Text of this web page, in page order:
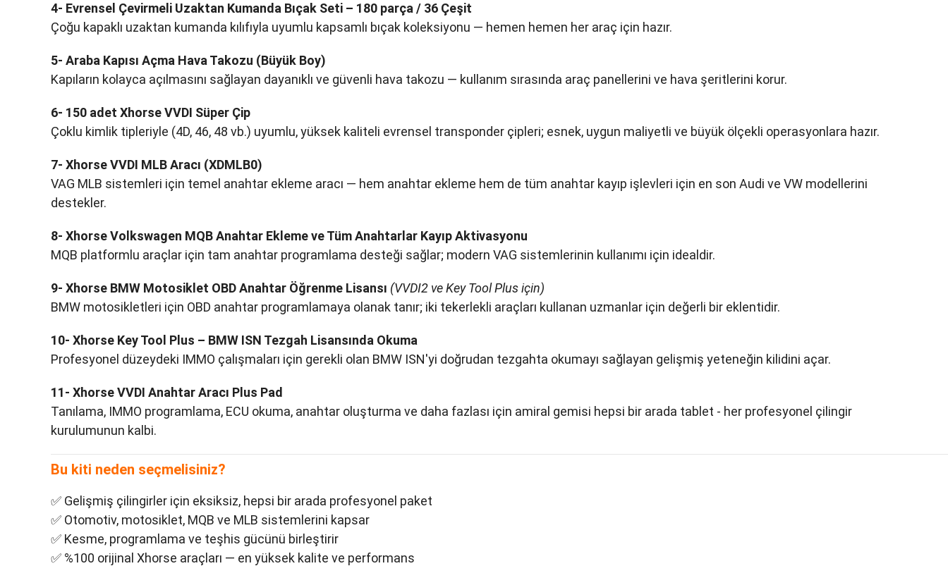
4- Evrensel Çevirmeli Uzaktan Kumanda Bıçak Seti – 180 parça / 36 Çeşit
Çoğu kapaklı uzaktan kumanda kılıfıyla uyumlu kapsamlı bıçak koleksiyonu — hemen hemen her araç için hazır.
5- Araba Kapısı Açma Hava Takozu (Büyük Boy)
Kapıların kolayca açılmasını sağlayan dayanıklı ve güvenli hava takozu — kullanım sırasında araç panellerini ve hava şeritlerini korur.
6- 150 adet Xhorse VVDI Süper Çip
Çoklu kimlik tipleriyle (4D, 46, 48 vb.) uyumlu, yüksek kaliteli evrensel transponder çipleri; esnek, uygun maliyetli ve büyük ölçekli operasyonlara hazır.
7- Xhorse VVDI MLB Aracı (XDMLB0)
VAG MLB sistemleri için temel anahtar ekleme aracı — hem anahtar ekleme hem de tüm anahtar kayıp işlevleri için en son Audi ve VW modellerini
destekler.
8- Xhorse Volkswagen MQB Anahtar Ekleme ve Tüm Anahtarlar Kayıp Aktivasyonu
MQB platformlu araçlar için tam anahtar programlama desteği sağlar; modern VAG sistemlerinin kullanımı için idealdir.
9- Xhorse BMW Motosiklet OBD Anahtar Öğrenme Lisansı (VVDI2 ve Key Tool Plus için)
BMW motosikletleri için OBD anahtar programlamaya olanak tanır; iki tekerlekli araçları kullanan uzmanlar için değerli bir eklentidir.
10- Xhorse Key Tool Plus – BMW ISN Tezgah Lisansında Okuma
Profesyonel düzeydeki IMMO çalışmaları için gerekli olan BMW ISN'yi doğrudan tezgahta okumayı sağlayan gelişmiş yeteneğin kilidini açar.
11- Xhorse VVDI Anahtar Aracı Plus Pad
Tanılama, IMMO programlama, ECU okuma, anahtar oluşturma ve daha fazlası için amiral gemisi hepsi bir arada tablet - her profesyonel çilingir
kurulumunun kalbi.
Bu kiti neden seçmelisiniz?
✅ Gelişmiş çilingirler için eksiksiz, hepsi bir arada profesyonel paket
✅ Otomotiv, motosiklet, MQB ve MLB sistemlerini kapsar
✅ Kesme, programlama ve teşhis gücünü birleştirir
✅ %100 orijinal Xhorse araçları — en yüksek kalite ve performans